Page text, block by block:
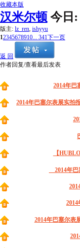
收藏本版
汉米尔顿 今日:
版主: lz_ren, ishyyu
12345678910... 341下一页
返 回
作者回复/查看最后发表
2014年巴
2014年巴塞尔表展实拍
【
2014年巴
2014年巴塞尔表